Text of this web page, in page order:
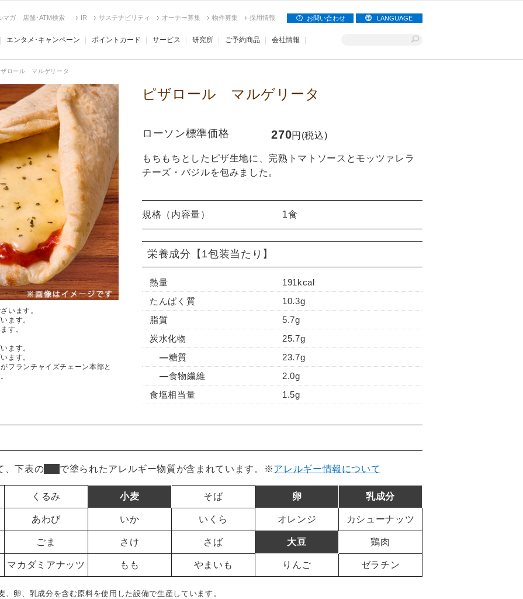
マガ 店舗･ATM検索 IR サステナビリティ オーナー募集 物件募集 採用情報 お問い合わせ LANGUAGE
エンタメ･キャンペーン ポイントカード サービス 研究所 ご予約商品 会社情報
ザロール マルゲリータ
います。
ます。
す。
ます。
ます。
フランチャイズチェーン本部と
ピザロール マルゲリータ
ローソン標準価格 270円(税込)
もちもちとしたピザ生地に、完熟トマトソースとモッツァレラ
チーズ・バジルを包みました。
規格（内容量） 1食
栄養成分 【1包装当たり】
熱量
191kcal
たんぱく質
10.3g
脂質
5.7g
炭水化物
25.7g
糖質
23.7g
食物繊維
2.0g
食塩相当量
1.5g
、下表の で塗られたアレルギー物質が含まれています。 ※アレルギー情報について
くるみ 小麦 そば 卵 乳成分
あわび いか いくら オレンジ カシューナッツ
ごま さけ さば 大豆 鶏肉
マカダミアナッツ もも やまいも りんご ゼラチン
卵、乳成分を含む原料を使用した設備で生産しています。